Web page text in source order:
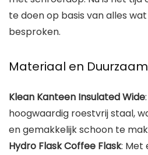
te doen op basis van alles
besproken.
Materiaal en
Klean Kanteen Insulated Wide
hoogwaardig roestvrij staal,
en gemakkelijk schoon te
Hydro Flask Coffee Flask: Met